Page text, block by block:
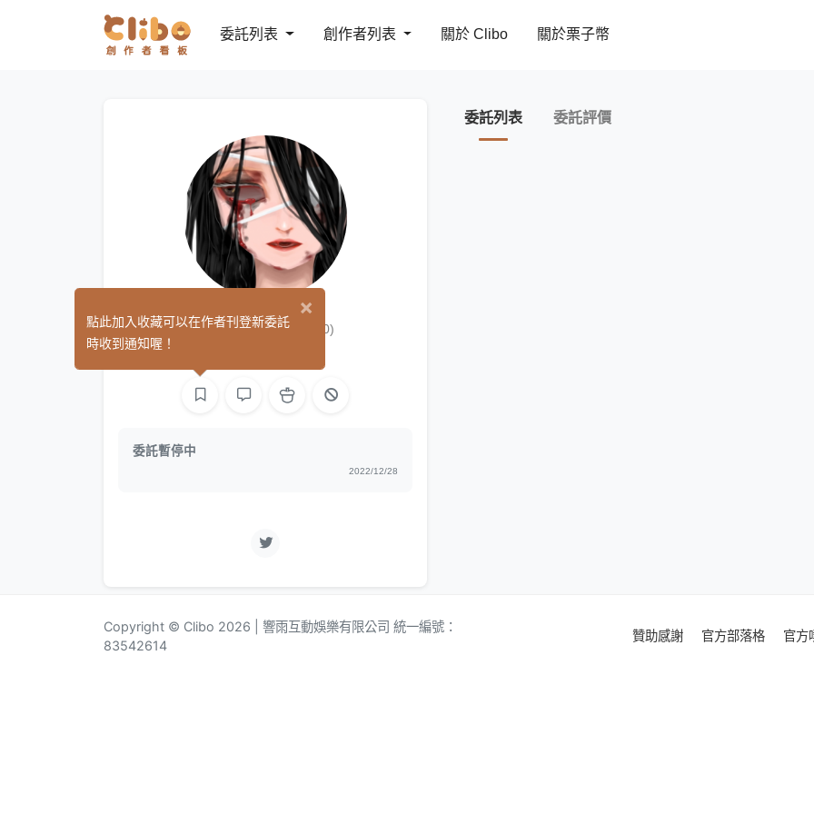
委託列表 創作者列表 關於 Clibo 關於栗子幣
夢咲ちひろ (0)
委託暫停中
2022/12/28
委託列表 委託評價
Copyright © Clibo 2026 | 響雨互動娛樂有限公司 統一編號：
83542614
贊助感謝 官方部落格 官方
×
點此加入收藏可以在作者刊登新委託
時收到通知喔！